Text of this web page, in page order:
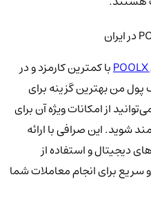
با کمترین کارمزد و در
من بهترین گزینه برای
از امکانات ویژه آن برای
شوید. این صرافی با ارائه
دیجیتال و استفاده از
برای انجام معاملات شما